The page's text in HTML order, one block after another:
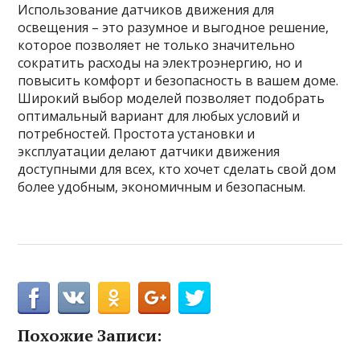
Использование датчиков движения для
освещения – это разумное и выгодное решение,
которое позволяет не только значительно
сократить расходы на электроэнергию, но и
повысить комфорт и безопасность в вашем доме.
Широкий выбор моделей позволяет подобрать
оптимальный вариант для любых условий и
потребностей. Простота установки и
эксплуатации делают датчики движения
доступными для всех, кто хочет сделать свой дом
более удобным, экономичным и безопасным.
Похожие Записи: